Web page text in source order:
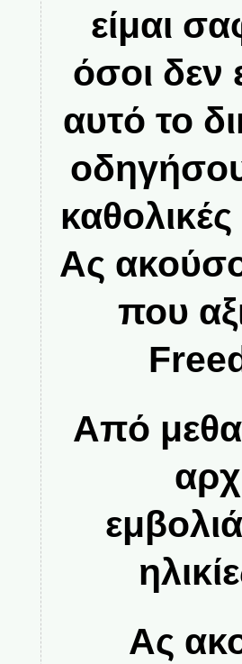
είμαι
όσοι δεν
αυτό το
Ας
που
Από
Ας